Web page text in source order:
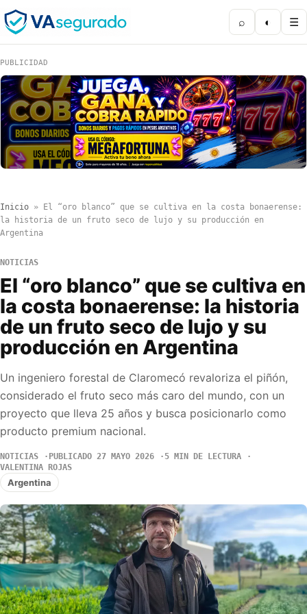
⌕ ◐ ☰
PUBLICIDAD
Inicio »
El “oro blanco” que se cultiva en la costa bonaerense:
la historia de un fruto seco de lujo y su producción en
Argentina
NOTICIAS
El “oro blanco” que se cultiva en
la costa bonaerense: la historia
de un fruto seco de lujo y su
producción en Argentina
Un ingeniero forestal de Claromecó revaloriza el piñón,
considerado el fruto seco más caro del mundo, con un
proyecto que lleva 25 años y busca posicionarlo como
producto premium nacional.
NOTICIAS PUBLICADO 27 MAYO 2026
5 MIN DE LECTURA
VALENTINA ROJAS
Argentina